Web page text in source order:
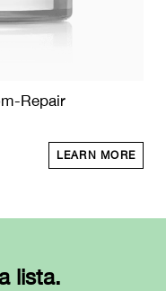
Repair
LEARN MORE
lista.